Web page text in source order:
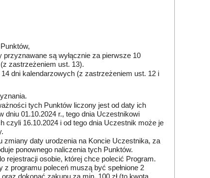
są wyłącznie za pierwsze 10
zastrzeżeniem ust. 13).
dni kalendarzowych (z zastrzeżeniem ust. 12 i
tych Punktów liczony jest od daty ich
dniu 01.10.2024 r., tego dnia Uczestnikowi
czyli 16.10.2024 i od tego dnia Uczestnik może je
zmiany daty urodzenia na Koncie Uczestnika, za
ponownego naliczenia tych Punktów.
rejestracji osobie, której chce polecić Program.
programu poleceń muszą być spełnione 2